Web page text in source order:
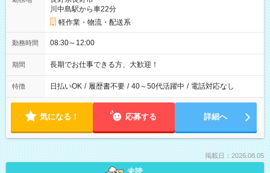
川中島駅から車22分
軽作業・物流・配送系
勤務時間 08:30～12:00
期間 長期でお仕事できる方、大歓迎！
特徴 日払いOK / 履歴書不要 / 40～50代活躍中 / 電話対応なし
気になる！ 応募する 詳細へ
掲載日：2026.08.05